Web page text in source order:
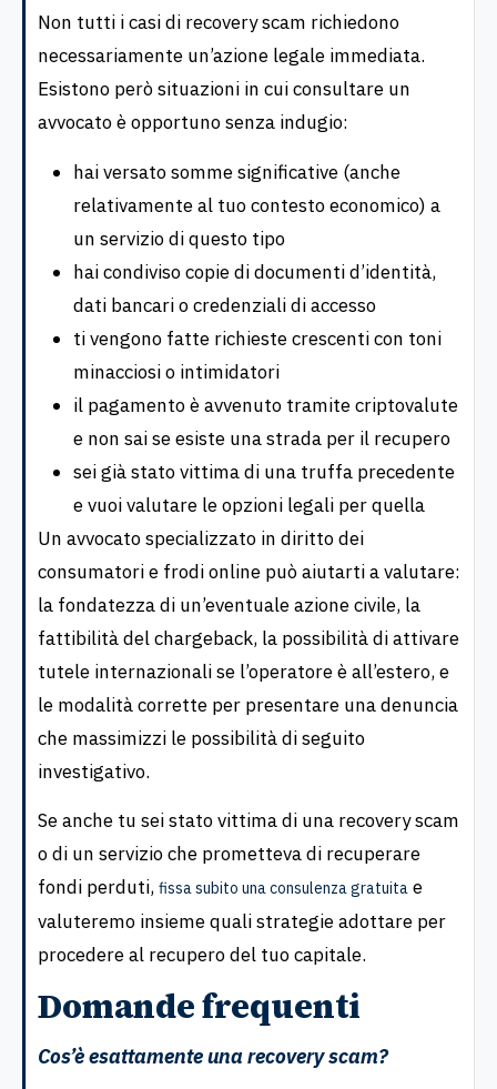
Non tutti i casi di recovery scam richiedono
necessariamente un’azione legale immediata.
Esistono però situazioni in cui consultare un
avvocato è opportuno senza indugio:
hai versato somme significative (anche
relativamente al tuo contesto economico) a
un servizio di questo tipo
hai condiviso copie di documenti d’identità,
dati bancari o credenziali di accesso
ti vengono fatte richieste crescenti con toni
minacciosi o intimidatori
il pagamento è avvenuto tramite criptovalute
e non sai se esiste una strada per il recupero
sei già stato vittima di una truffa precedente
e vuoi valutare le opzioni legali per quella
Un avvocato specializzato in diritto dei
consumatori e frodi online può aiutarti a valutare:
la fondatezza di un’eventuale azione civile, la
fattibilità del chargeback, la possibilità di attivare
tutele internazionali se l’operatore è all’estero, e
le modalità corrette per presentare una denuncia
che massimizzi le possibilità di seguito
investigativo.
Se anche tu sei stato vittima di una recovery scam
o di un servizio che prometteva di recuperare
fondi perduti, fissa subito una consulenza gratuita e
valuteremo insieme quali strategie adottare per
procedere al recupero del tuo capitale.
Domande frequenti
Cos’è esattamente una recovery scam?